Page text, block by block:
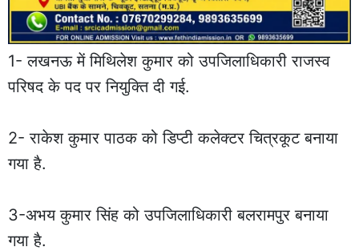
1- लखनऊ में मिथिलेश कुमार को उपजिलाधिकारी राजस्व
परिषद के पद पर नियुक्ति दी गई.
2- राकेश कुमार पाठक को डिप्टी कलेक्टर चित्रकूट बनाया
गया है.
3-अभय कुमार सिंह को उपजिलाधिकारी बलरामपुर बनाया
गया है.